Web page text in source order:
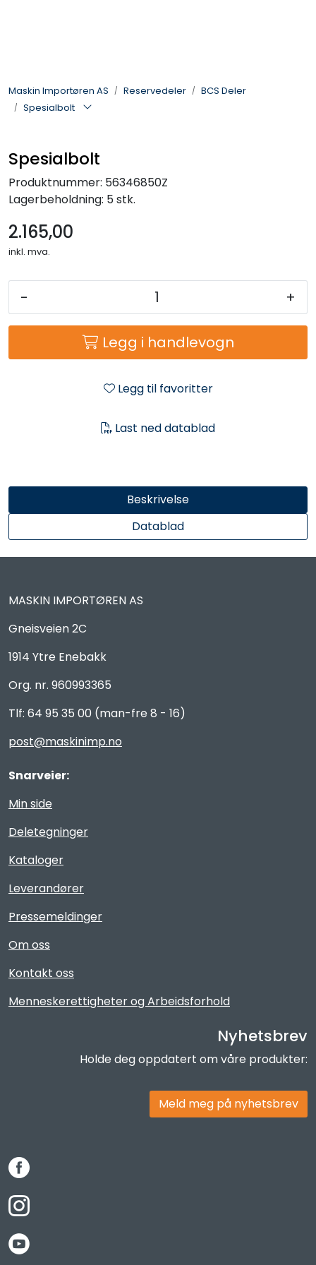
Maskin Importøren AS Reservedeler
BCS Deler
Spesialbolt
Spesialbolt
Produktnummer: 56346850Z
Lagerbeholdning: 5 stk.
2.165,00
inkl. mva.
- +
Legg i handlevogn
Legg til favoritter
Last ned datablad
Beskrivelse
Datablad
MASKIN IMPORTØREN AS
Gneisveien 2C
1914 Ytre Enebakk
Org. nr. 960993365
Tlf: 64 95 35 00 (man-fre 8 - 16)
post@maskinimp.no
Snarveier:
Min side
Deletegninger
Kataloger
Leverandører
Pressemeldinger
Om oss
Kontakt oss
Menneskerettigheter og Arbeidsforhold
Nyhetsbrev
Holde deg oppdatert om våre produkter:
Meld meg på nyhetsbrev
Sprøyter
Hageredskaper
ATV & Plentraktorutstyr
Reservedeler
Ryggsprøyte
Kataloger